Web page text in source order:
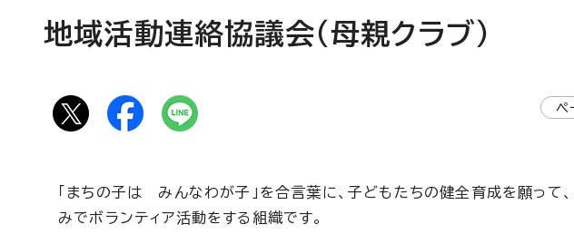
地域活動連絡協議会（母親クラブ）
ペ
「まちの子は みんなわが子」を合言葉に、子どもたちの健全育成を願って
みでボランティア活動をする組織です。